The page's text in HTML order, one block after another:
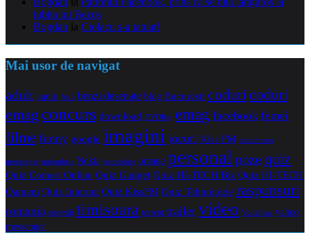
iubita lui Bezos
Bogdan la Ciolacu s-a tatuat!
Mai usor de navigat
adult audio bani benzi desenate blog Bucuresti coduricoduri
emag concurs download DVDRip emag facebook femei
filme funny google imagini jocuri Kiss FM maramures
messenger noiembrie Nokia octombrie orange personal pozequiz
Quiz Comert Online Quiz Gadget Quiz HI-TECH Biz Quiz HI-TECH
Oameni Quiz Internet Quiz KissFM Quiz Tehnologie raspunsuri
romania sugestii timisoara torrent trailer video Vodafone yahoo
messenger